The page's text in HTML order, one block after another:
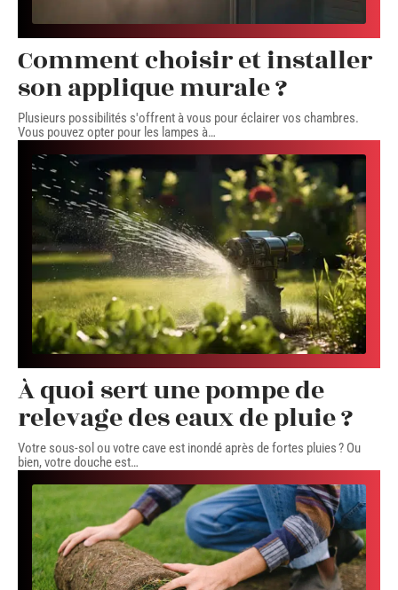
Comment choisir et installer
son applique murale ?
Plusieurs possibilités s'offrent à vous pour éclairer vos chambres.
Vous pouvez opter pour les lampes à…
À quoi sert une pompe de
relevage des eaux de pluie ?
Votre sous-sol ou votre cave est inondé après de fortes pluies ? Ou
bien, votre douche est…